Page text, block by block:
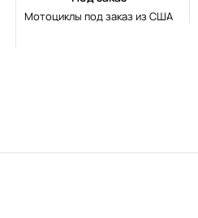
Мотоциклы под заказ из США